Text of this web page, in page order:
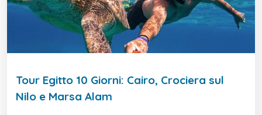
Tour Egitto 10 Giorni: Cairo, Crociera sul
Nilo e Marsa Alam